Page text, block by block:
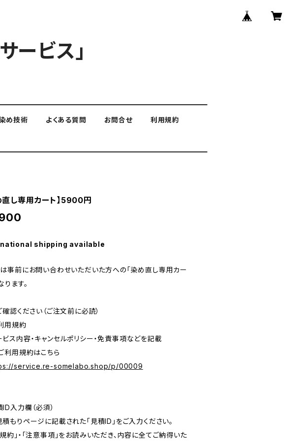
ービス」
め技術 よくある質問 お問合せ 利用規約
直し専用カート】5900円
shipping available
は事前にお問い合わせいただいた方への「染め直し専用カー
ります。
確認ください（ご注文前に必読）
用規約
ス内容・キャンセルポリシー・免責事項などを記載
用規約はこちら
service.re-somelabo.shop/p/00009
入力欄（必須）
もりページに記載された「見積ID」をご入力ください。
約」・「注意事項」をお読みいただき、内容に全てご納得いた